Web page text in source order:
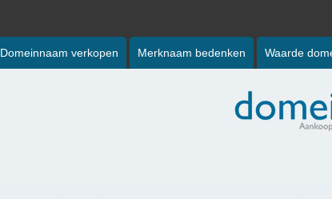
Domeinnaam verkopen Merknaam bedenken Waarde